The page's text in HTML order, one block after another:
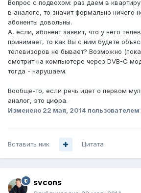
Вопрос с подвохом: раз даем в
в аналоге, то значит формально ничего
абоненты довольны.
А, если, абонент заявит, что у него
принимает, то как Вы с ним будете
телевизоров не бывает? Возможно
смотрит на компьютере через DVB-C
тогда - нарушаем.
Вообще-то, если речь идет о первом
аналог, это цифра.
Изменено 22 мая, 2014
Вставить ник Цитата
svcons